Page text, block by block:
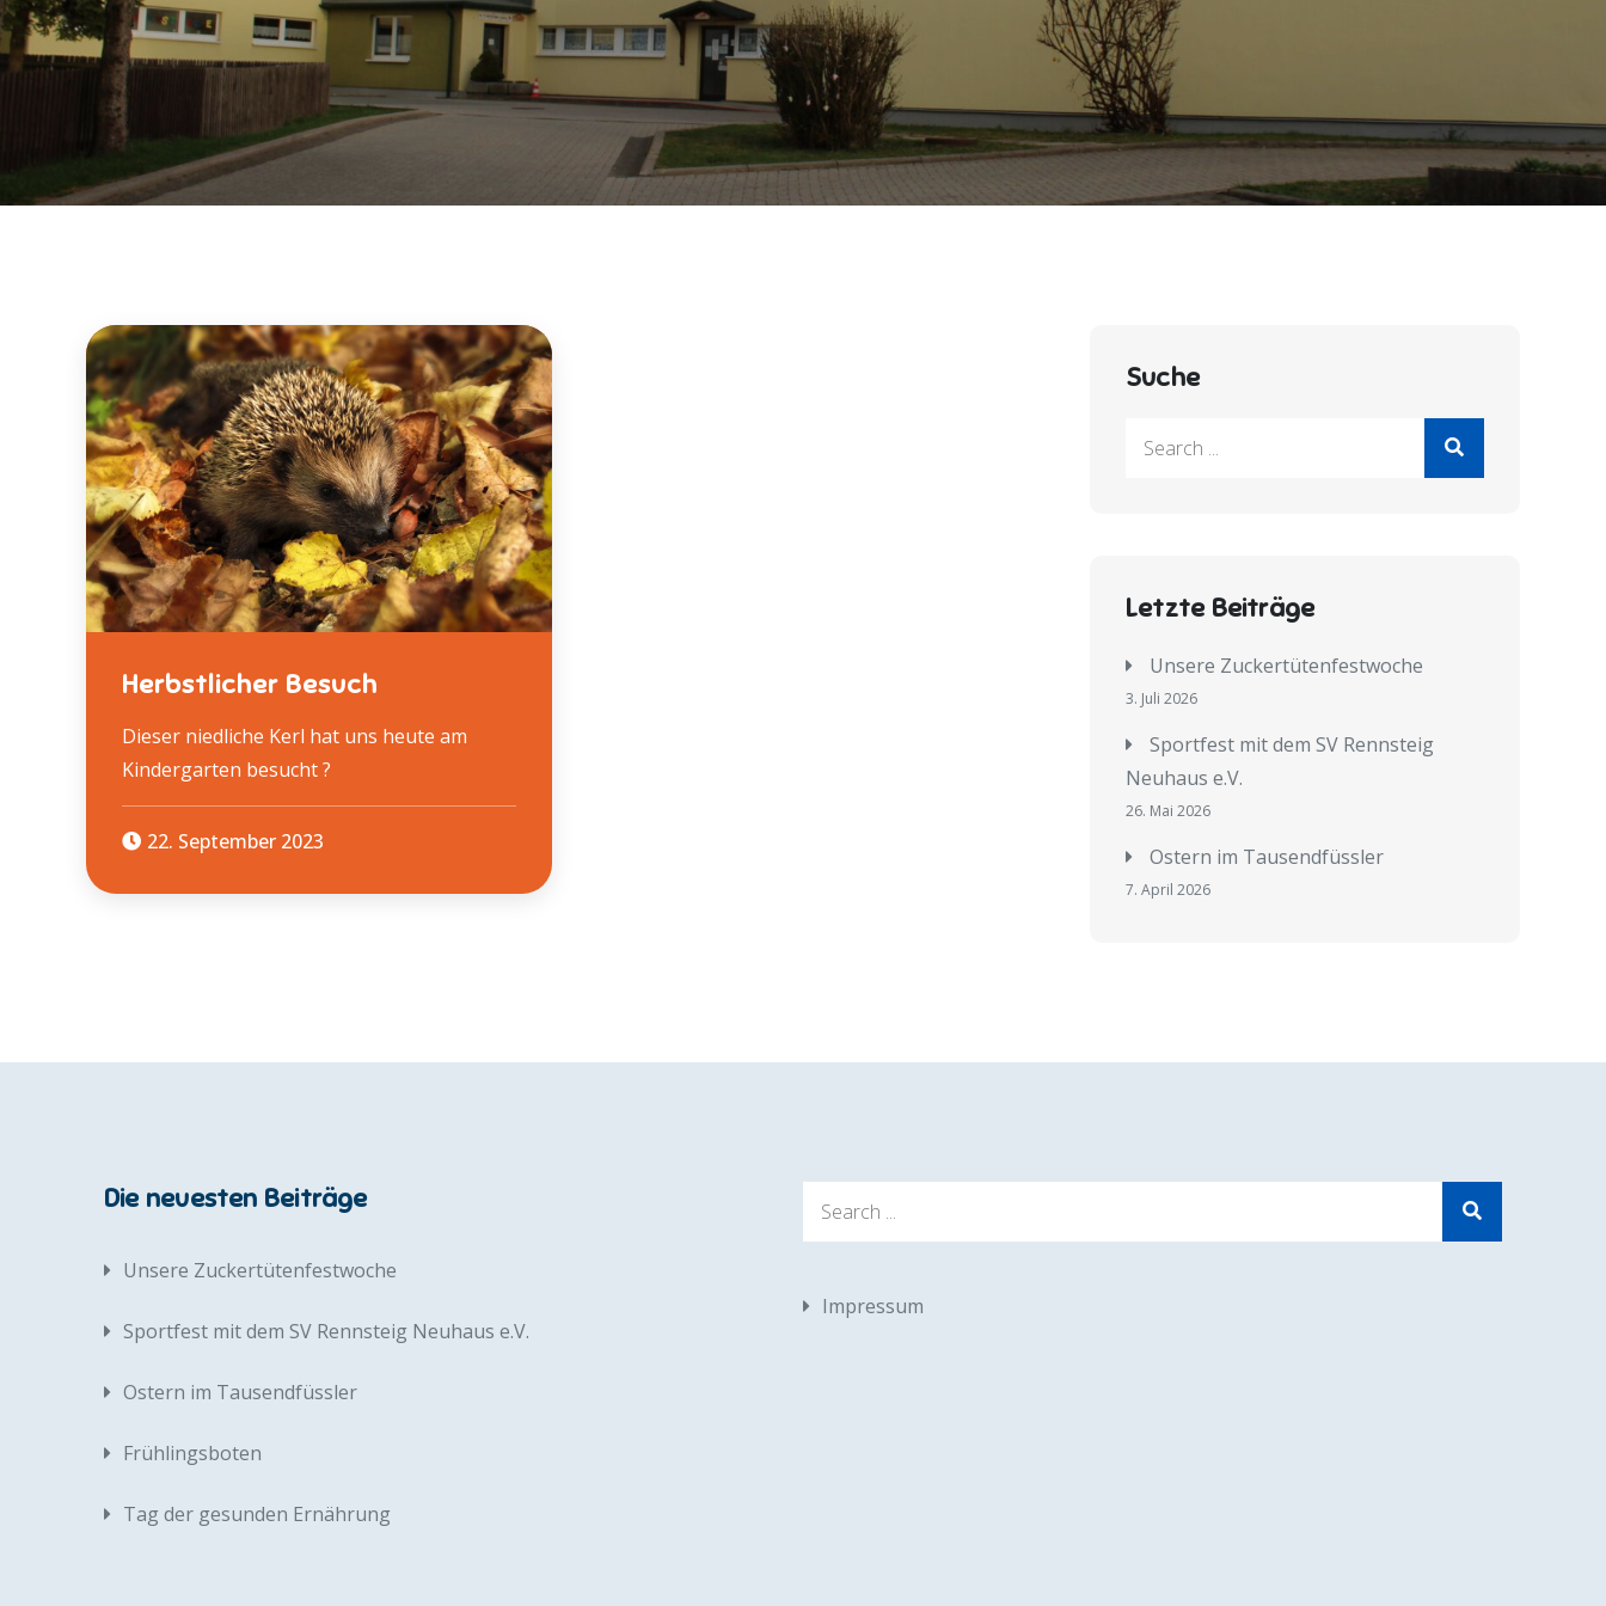
Herbstlicher Besuch
Dieser niedliche Kerl hat uns heute am
Kindergarten besucht ?
22. September 2023
Suche
Letzte Beiträge
Unsere Zuckertütenfestwoche
3. Juli 2026
Sportfest mit dem SV Rennsteig
Neuhaus e.V.
26. Mai 2026
Ostern im Tausendfüssler
7. April 2026
Die neuesten Beiträge
Unsere Zuckertütenfestwoche
Sportfest mit dem SV Rennsteig Neuhaus e.V.
Ostern im Tausendfüssler
Frühlingsboten
Tag der gesunden Ernährung
Impressum